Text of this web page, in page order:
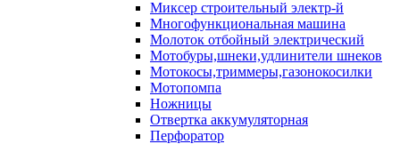
Миксер строительный электр-й
Многофункциональная машина
Молоток отбойный электрический
Мотобуры,шнеки,удлинители шнеков
Мотокосы,триммеры,газонокосилки
Мотопомпа
Ножницы
Отвертка аккумуляторная
Перфоратор